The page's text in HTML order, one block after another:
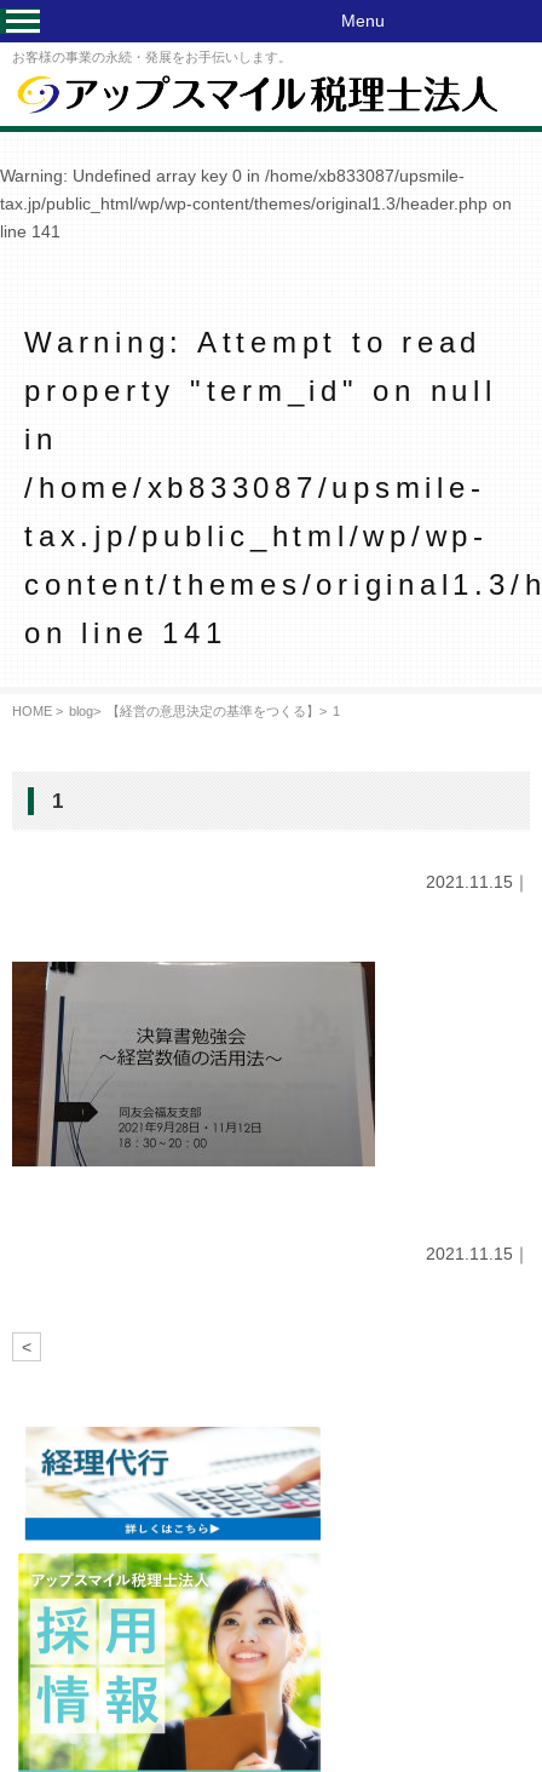
お客様の事業の永続・発展をお手伝いします。
Menu
Warning: Undefined array key 0 in /home/xb833087/upsmile-
tax.jp/public_html/wp/wp-content/themes/original1.3/header.php on
line 141
Warning : Attempt to read
property "term_id" on null
in
/home/xb833087/upsmile-
tax.jp/public_html/wp/wp-
content/themes/original1.3/
on line 141
HOME > blog> 【経営の意思決定の基準をつくる】 > 1
1
2021.11.15｜
2021.11.15｜
<